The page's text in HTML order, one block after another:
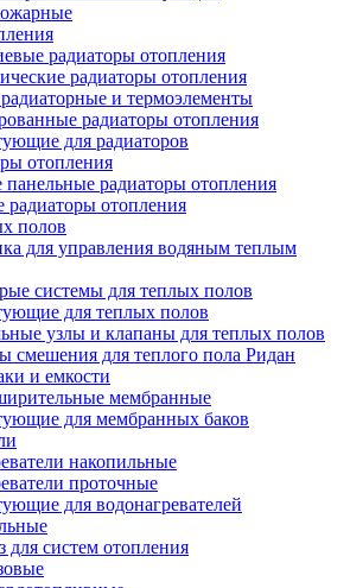
радиаторы отопления
радиаторы отопления
и термоэлементы
радиаторы отопления
для радиаторов
отопления
панельные радиаторы отопления
радиаторы отопления
полов
для управления водяным теплым
системы для теплых полов
для теплых полов
узлы и клапаны для теплых полов
смешения для теплого пола Ридан
и емкости
мембранные
для мембранных баков
накопильные
проточные
для водонагревателей
для систем отопления